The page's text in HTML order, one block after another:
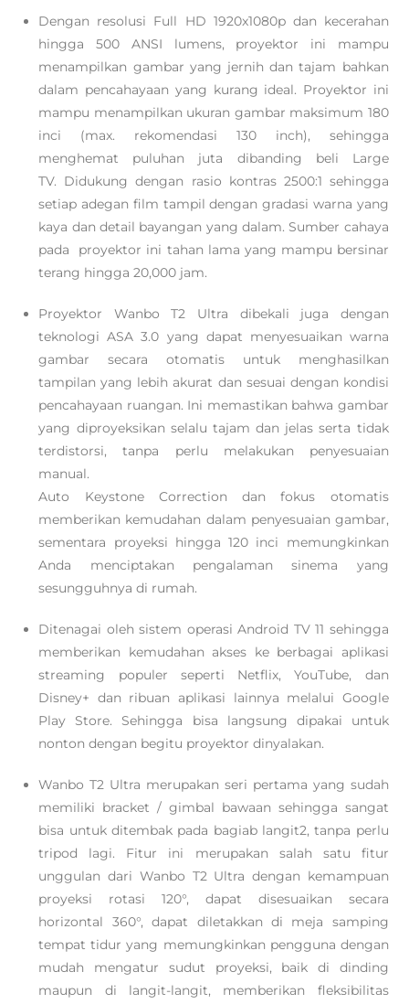
Dengan resolusi Full HD 1920x1080p dan kecerahan
hingga 500 ANSI lumens, proyektor ini mampu
menampilkan gambar yang jernih dan tajam bahkan
dalam pencahayaan yang kurang ideal. Proyektor ini
mampu menampilkan ukuran gambar maksimum 180
inci (max. rekomendasi 130 inch), sehingga
menghemat puluhan juta dibanding beli Large
TV. Didukung dengan rasio kontras 2500:1 sehingga
setiap adegan film tampil dengan gradasi warna yang
kaya dan detail bayangan yang dalam. Sumber cahaya
pada proyektor ini tahan lama yang mampu bersinar
terang hingga 20,000 jam.
Proyektor Wanbo T2 Ultra dibekali juga dengan
teknologi ASA 3.0 yang dapat menyesuaikan warna
gambar secara otomatis untuk menghasilkan
tampilan yang lebih akurat dan sesuai dengan kondisi
pencahayaan ruangan. Ini memastikan bahwa gambar
yang diproyeksikan selalu tajam dan jelas serta tidak
terdistorsi, tanpa perlu melakukan penyesuaian
manual.
Auto Keystone Correction dan fokus otomatis
memberikan kemudahan dalam penyesuaian gambar,
sementara proyeksi hingga 120 inci memungkinkan
Anda menciptakan pengalaman sinema yang
sesungguhnya di rumah.
Ditenagai oleh sistem operasi Android TV 11 sehingga
memberikan kemudahan akses ke berbagai aplikasi
streaming populer seperti Netflix, YouTube, dan
Disney+ dan ribuan aplikasi lainnya melalui Google
Play Store. Sehingga bisa langsung dipakai untuk
nonton dengan begitu proyektor dinyalakan.
Wanbo T2 Ultra merupakan seri pertama yang sudah
memiliki bracket / gimbal bawaan sehingga sangat
bisa untuk ditembak pada bagiab langit2, tanpa perlu
tripod lagi. Fitur ini merupakan salah satu fitur
unggulan dari Wanbo T2 Ultra dengan kemampuan
proyeksi rotasi 120°, dapat disesuaikan secara
horizontal 360°, dapat diletakkan di meja samping
tempat tidur yang memungkinkan pengguna dengan
mudah mengatur sudut proyeksi, baik di dinding
maupun di langit-langit, memberikan fleksibilitas